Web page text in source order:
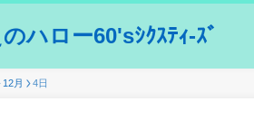
ハロー60'sｼｸｽﾃｨ-ｽﾞ
12月 4日